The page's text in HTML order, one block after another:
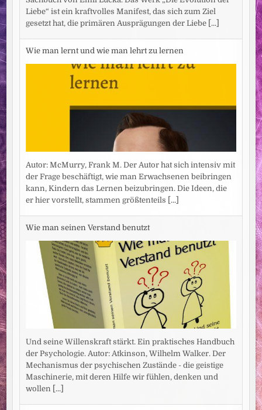
Liebe“ ist ein kraftvolles Manifest, das sich zum Ziel
gesetzt hat, die primären Ausprägungen der Liebe [...]
Wie man lernt und wie man lehrt zu lernen
Autor: McMurry, Frank M. Der Autor hat sich intensiv mit
der Frage beschäftigt, wie man Erwachsenen beibringen
kann, Kindern das Lernen beizubringen. Die Ideen, die
er hier vorstellt, stammen größtenteils
[...]
Wie man seinen Verstand benutzt
Und seine Willenskraft stärkt. Ein praktisches Handbuch
der Psychologie. Autor: Atkinson, Wilhelm Walker. Der
Mechanismus der psychischen Zustände - die geistige
Maschinerie, mit deren Hilfe wir fühlen, denken und
wollen
[...]